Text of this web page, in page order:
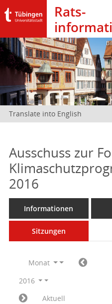
Rats­
Translate into English
Ausschuss zur
2016
Informationen
Sitzungen
Monat
2016
Aktuell